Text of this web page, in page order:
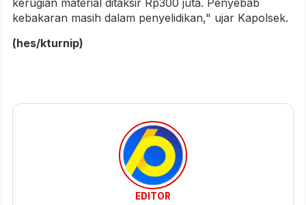
kebakaran masih dalam penyelidikan," ujar Kapolsek.
(hes/kturnip)
EDITOR